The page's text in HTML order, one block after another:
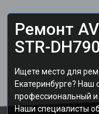
Ремонт
STR-
Ищете место для
Екатеринбурге? Наш
профессиональный
Наши специалисты